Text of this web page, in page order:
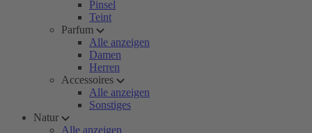
Pinsel
Teint
Parfum
Alle anzeigen
Damen
Herren
Accessoires
Alle anzeigen
Sonstiges
Natur
Alle anzeigen